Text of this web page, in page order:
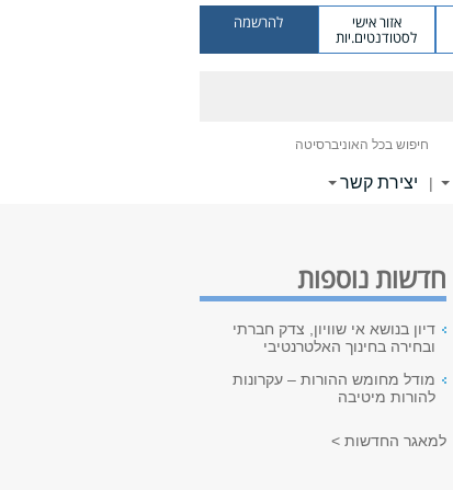
אזור אישי
לסטודנטים.יות
להרשמה
חיפוש בכל האוניברסיטה
| יצירת קשר
חדשות נוספות
דיון בנושא אי שוויון, צדק חברתי
ובחירה בחינוך האלטרנטיבי
מודל מחומש ההורות – עקרונות
להורות מיטיבה
למאגר החדשות >